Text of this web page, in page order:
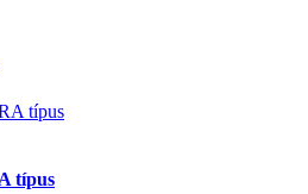
típus